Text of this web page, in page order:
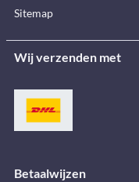
Sitemap
Wij verzenden met
Betaalwijzen